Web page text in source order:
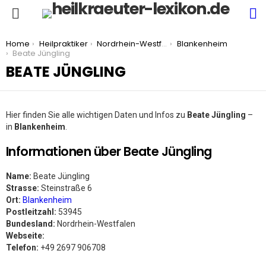
You are here:
Home Heilpraktiker Nordrhein-Westfalen
Blankenheim
Beate Jüngling
BEATE JÜNGLING
Hier finden Sie alle wichtigen Daten und Infos zu Beate Jüngling –
in Blankenheim
Informationen über Beate Jüngling
Name: Beate Jüngling
Strasse: Steinstraße 6
Ort: Blankenheim
Postleitzahl: 53945
Bundesland: Nordrhein-Westfalen
Webseite:
Telefon: +49 2697 906708